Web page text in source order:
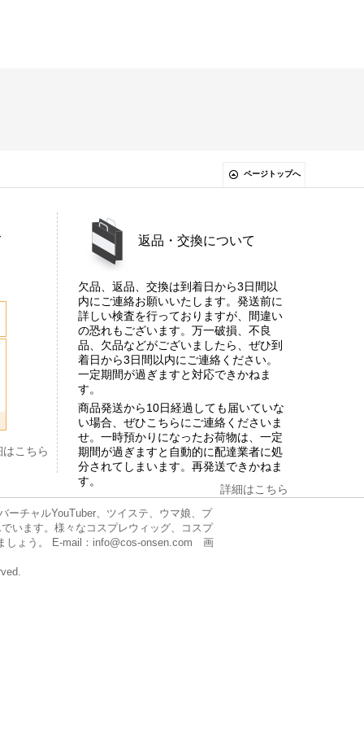
ページトップへ
はこちら
返品・交換について
欠品、返品、交換は到着日から3日間以
内にご連絡お願いいたします。発送前に
詳しい検査を行っておりますが、間違い
の恐れもございます。万一破損、不良
品、欠品などがございましたら、ぜひ到
着日から3日間以内にご連絡ください。
一定期間が過ぎますと対応できかねま
す。
商品発送から10日経過しても届いていな
い場合、ぜひこちらにご連絡くださいま
せ。一時預かりになったお荷物は、一定
期間が過ぎますと自動的に配達業者に処
分されてしまいます。再発送できかねま
す。
詳細はこちら
チャルYouTuber、ツイステ、ウマ娘、プ
います。様々なコスプレウィッグ、コスプ
しょう。 E-mail：info@cos-onsen.com 画